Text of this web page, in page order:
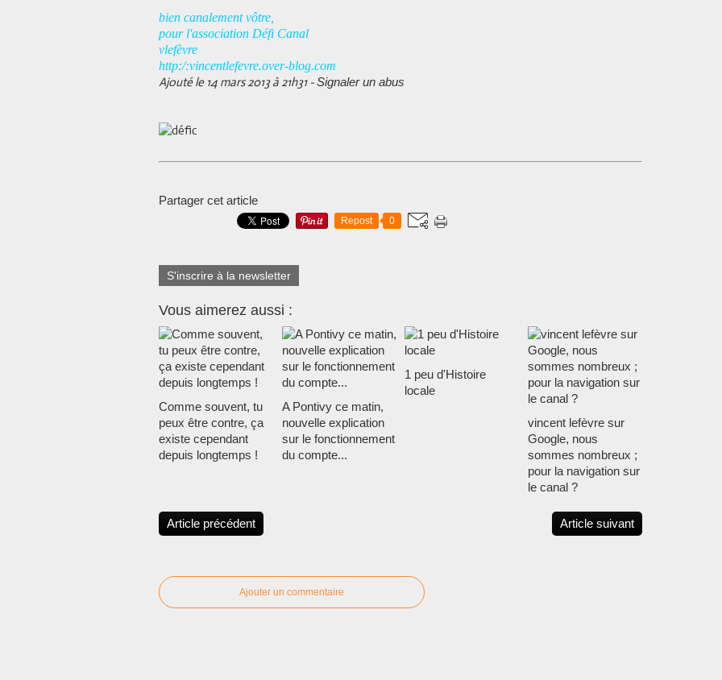
bien canalement vôtre,
pour l'association Défi Canal
vlefèvre
http:/:vincentlefevre.over-blog.com
Ajouté le 14 mars 2013 à 21h31 -Signaler un abus
Partager cet article
Repost 0
S'inscrire à la newsletter
Vous aimerez aussi :
Comme souvent, tu
peux être contre, ça
existe cependant
depuis longtemps !
A Pontivy ce matin,
nouvelle explication
sur le fonctionnement
du compte...
1 peu d'Histoire
locale
vincent lefèvre sur
Google, nous
sommes nombreux ;
pour la navigation sur
le canal ?
Article précédent Article suivant
Ajouter un commentaire